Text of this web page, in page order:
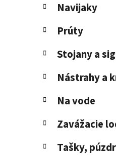
Navijaky
Prúty
Stojany a
Nástrahy a
Na vode
Zavážacie
Tašky,